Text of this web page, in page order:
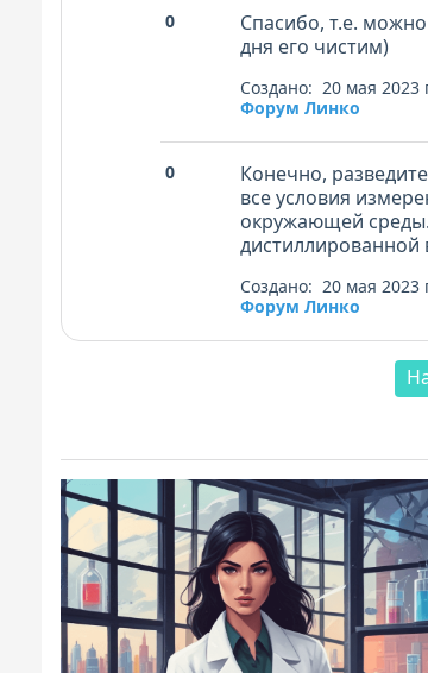
0
Спасибо, т.е.
дня его чистим)
Создано: 20 мая 2023
Форум Линко
0
Конечно,
все условия
окружающей среды.
дистиллированной
Создано: 20 мая 2023
Форум Линко